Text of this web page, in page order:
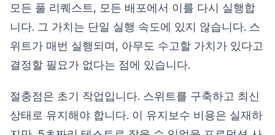
모든 풀 리퀘스트, 모든 배포에서 이를 다시 실행합
니다. 그 가치는 단일 실행 속도에 있지 않습니다. 스
위트가 매번 실행되며, 아무도 수고할 가치가 있다고
결정할 필요가 없다는 점에 있습니다.
절충점은 초기 작업입니다. 스위트를 구축하고 최신
상태로 유지해야 합니다. 이 유지보수 비용은 실재하